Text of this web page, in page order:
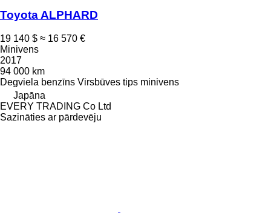
Toyota ALPHARD
19 140 $ ≈ 16 570 €
Minivens
2017
94 000 km
Degviela benzīns Virsbūves tips minivens
Japāna
EVERY TRADING Co Ltd
Sazināties ar pārdevēju